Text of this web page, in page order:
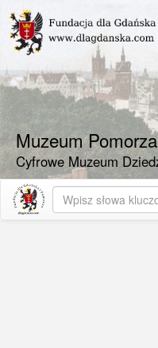
Muzeum Pomorza
Cyfrowe Muzeum